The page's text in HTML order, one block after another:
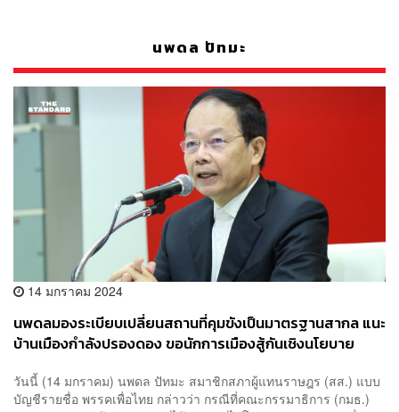
นพดล ปัทมะ
14 มกราคม 2024
นพดลมองระเบียบเปลี่ยนสถานที่คุมขังเป็นมาตรฐานสากล แนะ
บ้านเมืองกำลังปรองดอง ขอนักการเมืองสู้กันเชิงนโยบาย
วันนี้ (14 มกราคม) นพดล ปัทมะ สมาชิกสภาผู้แทนราษฎร (สส.) แบบ
บัญชีรายชื่อ พรรคเพื่อไทย กล่าวว่า กรณีที่คณะกรรมาธิการ (กมธ.)